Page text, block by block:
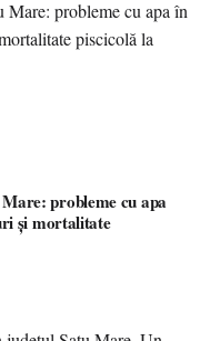
probleme cu apa
și mortalitate